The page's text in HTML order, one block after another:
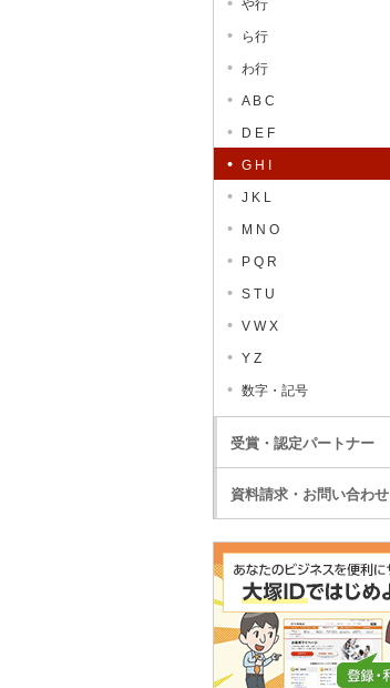
や行
ら行
わ行
A B C
D E F
G H I
J K L
M N O
P Q R
S T U
V W X
Y Z
数字・記号
受賞・認定パートナー
資料請求・お問い合わせ